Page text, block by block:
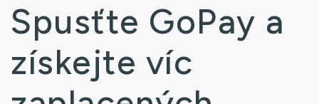
Spusťte GoPay a
získejte víc